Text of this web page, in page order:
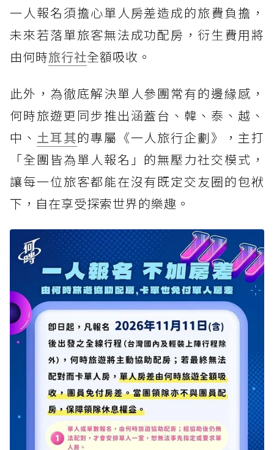
一人報名須擔心單人房差造成的旅費負擔，
未來若落單旅客無法成功配房，衍生費用將
由何時旅行社全額吸收。
此外，為徹底解決單人參團常有的邊緣感，
何時旅遊更同步推出涵蓋台、韓、泰、越、
中、 土耳其的專屬《一人旅行企劃》，主打
「全團皆為單人報名」的無壓力社交模式，
讓每一位旅客都能在沒有既定交友圈的包袱
下，自在享受探索世界的樂趣。